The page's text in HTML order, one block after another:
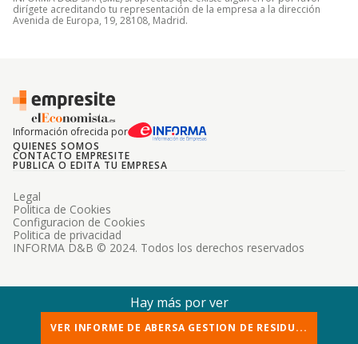
dirígete acreditando tu representación de la empresa a la dirección
Avenida de Europa, 19, 28108, Madrid.
Información ofrecida por
QUIENES SOMOS
CONTACTO EMPRESITE
PUBLICA O EDITA TU EMPRESA
INFORMA D&B © 2024. Todos los derechos reservados
Legal
Politica de Cookies
Configuracion de Cookies
Politica de privacidad
Hay más por ver
VER INFORME DE ABERSA GESTION DE RESIDU...